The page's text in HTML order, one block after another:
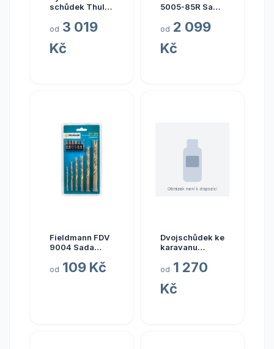
schůdek Thule
V03 – náhradní
kompletní
stupátko Thule
od 3 019
Kč
5005-85R Sada
od 2 099
Kč
Fieldmann FDV
9004 Sada
od 109 Kč
Dvojschůdek ke
karavanu
Step
od 1 270
Kč